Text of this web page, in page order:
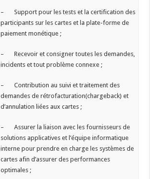
– Support pour les tests et la certification des
participants sur les cartes et la plate-forme de
paiement monétique ;
– Recevoir et consigner toutes les demandes,
incidents et tout problème connexe ;
– Contribution au suivi et traitement des
demandes de rétrofacturation(chargeback) et
d’annulation liées aux cartes ;
– Assurer la liaison avec les fournisseurs de
solutions applicatives et l’équipe informatique
interne pour prendre en charge les systèmes de
cartes afin d’assurer des performances
optimales ;